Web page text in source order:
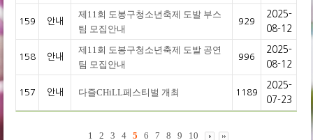
159 안내
제11회 도봉구청소년축제 도발 부스
팀 모집안내
929
2025-
08-12
158 안내
제11회 도봉구청소년축제 도발 공연
팀 모집안내
996
2025-
08-12
157 안내 다즐CHiLL페스티벌 개최 1189
2025-
07-23
1 2 3 4 5 6 7 8 9 10